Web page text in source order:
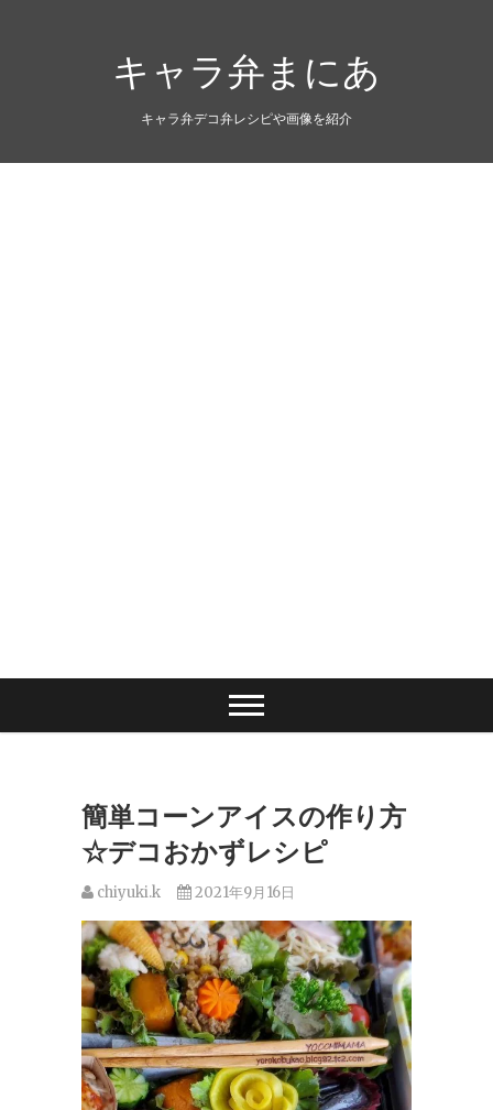
キャラ弁まにあ
キャラ弁デコ弁レシピや画像を紹介
簡単コーンアイスの作り方
☆デコおかずレシピ
chiyuki.k 2021年9月16日